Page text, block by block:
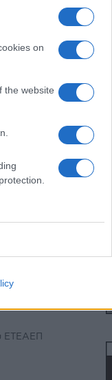
on
the website
ΔΕΗ
ΔΕΗ
όσους
ΕΤΕΑΕΠ